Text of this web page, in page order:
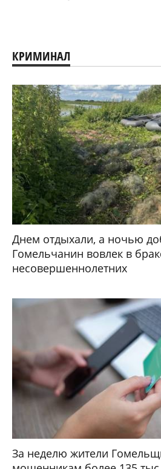
КРИМИНАЛ
Днем отдыхали, а ночью
Гомельчанин вовлек в
несовершеннолетних
За неделю жители